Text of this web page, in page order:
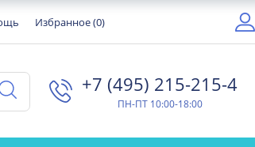
Избранное (0)
+7 (495) 215-215-4⁠
ПН-ПТ 10:00-18:00